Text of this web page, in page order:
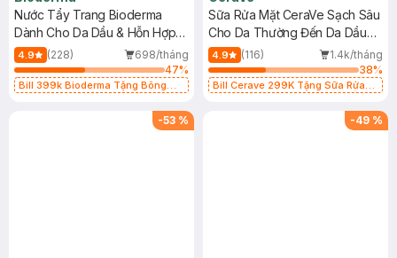
Nước Tẩy Trang Bioderma
Dành Cho Da Dầu & Hỗn Hợp
500ml
4.9 (228)
698/tháng
47%
Bill 399k Bioderma Tặng Bông
Sữa Rửa Mặt CeraVe Sạch Sâu
Cho Da Thường Đến Da Dầu
473ml
4.9 (116)
1.4k/tháng
38%
Bill Cerave 299K Tặng Sữa Rửa
-53 % -49 %